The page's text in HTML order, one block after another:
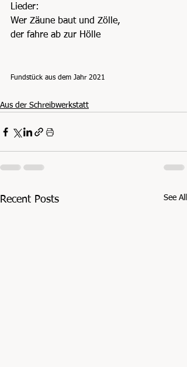
Lieder:
Wer Zäune baut und Zölle,
der fahre ab zur Hölle
Fundstück aus dem Jahr 2021
Aus der Schreibwerkstatt
Recent Posts See All